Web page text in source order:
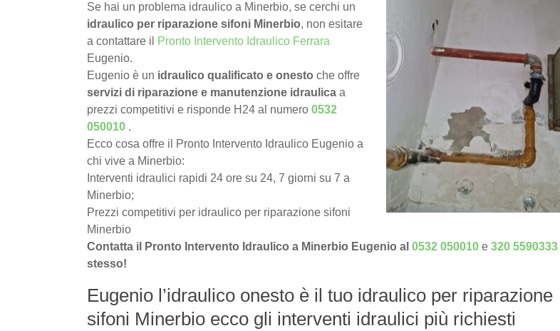
Se hai un problema idraulico a Minerbio, se cerchi un
idraulico per riparazione sifoni Minerbio, non esitare
a contattare il
Pronto Intervento Idraulico Ferrara
Eugenio.
Eugenio è un idraulico qualificato e onesto che offre
servizi di riparazione e manutenzione idraulica a
prezzi competitivi e risponde H24 al numero 0532
050010 .
Ecco cosa offre il Pronto Intervento Idraulico Eugenio a
chi vive a Minerbio:
Interventi idraulici rapidi 24 ore su 24, 7 giorni su 7 a
Minerbio;
Prezzi competitivi per idraulico per riparazione sifoni
Minerbio
Contatta il Pronto Intervento Idraulico a Minerbio Eugenio al 0532 050010 e 320 5590333
stesso!
Eugenio l’idraulico onesto è il tuo idraulico per riparazione
sifoni Minerbio ecco gli interventi idraulici più richiesti